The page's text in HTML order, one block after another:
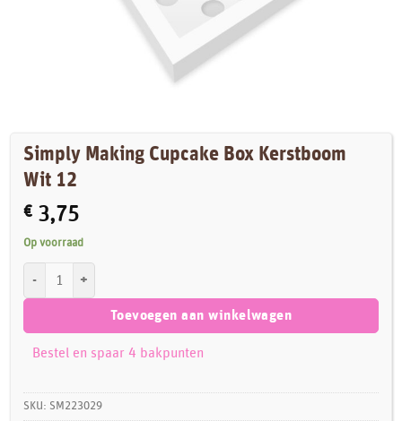
Simply Making Cupcake Box Kerstboom
Wit 12
€ 3,75
Op voorraad
Toevoegen aan winkelwagen
Bestel en spaar 4 bakpunten
SKU: SM223029